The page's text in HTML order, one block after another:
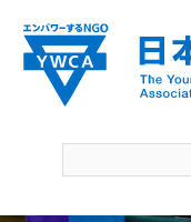
content